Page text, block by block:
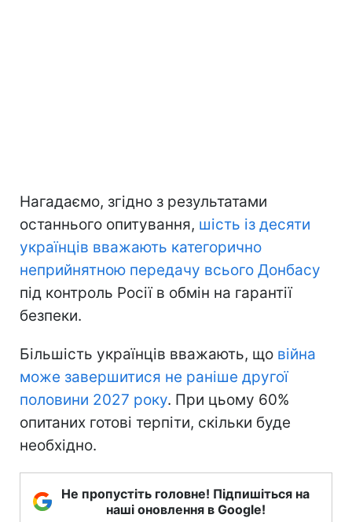
Нагадаємо, згідно з результатами
останнього опитування, шість із десяти
українців вважають категорично
неприйнятною передачу всього Донбасу
під контроль Росії в обмін на гарантії
безпеки.
Більшість українців вважають, що війна
може завершитися не раніше другої
половини 2027 року. При цьому 60%
опитаних готові терпіти, скільки буде
необхідно.
Не пропустіть головне! Підпишіться на
наші оновлення в Google!